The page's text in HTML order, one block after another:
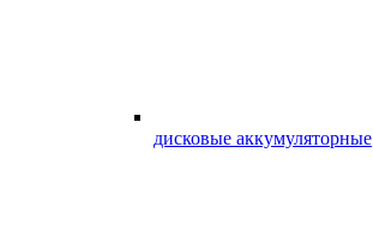
дисковые аккумуляторные